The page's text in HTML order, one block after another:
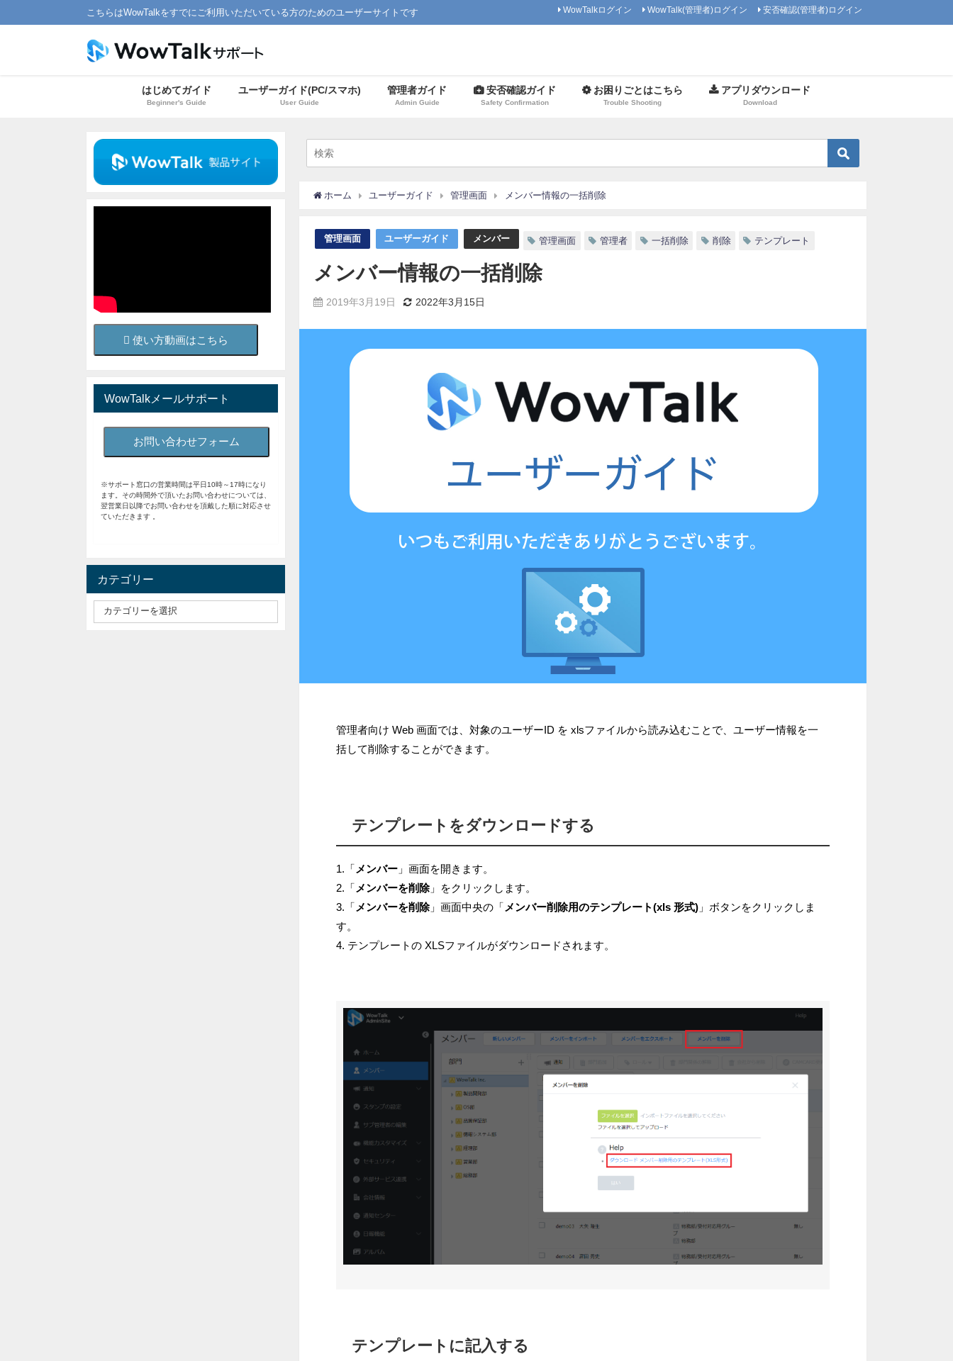
こちらはWowTalkをすでにご利用いただいている方のためのユーザーサイトです WowTalkログイン WowTalk(管理者)ログイン 安否確認(管理者)ログイン
はじめてガイド
Beginner's Guide
ユーザーガイド(PC/スマホ)
User Guide
管理者ガイド
Admin Guide
安否確認ガイド
Safety Confirmation
お困りごとはこちら
Trouble Shooting
アプリダウンロード
Download
ホーム ユーザーガイド 管理画面 メンバー情報の一括削除
管理画面 ユーザーガイド メンバー 管理画面 管理者 一括削除 削除 テンプレート
メンバー情報の一括削除
2019年3月19日 2022年3月15日
管理者向け Web 画面では、対象のユーザーID を xlsファイルから読み込むことで、ユーザー情報を一
括して削除することができます。
テンプレートをダウンロードする
1.「 メンバー 」画面を開きます。
2.「 メンバーを削除 」をクリックします。
3.「 メンバーを削除 」画面中央の「 メンバー削除用のテンプレート(xls 形式) 」ボタンをクリックしま
す。
4. テンプレートの XLSファイルがダウンロードされます。
テンプレートに記入する
使い方動画はこちら
WowTalkメールサポート
お問い合わせフォーム
※サポート窓口の営業時間は平日10時～17時になり
ます。その時間外で頂いたお問い合わせについては、
翌営業日以降でお問い合わせを頂戴した順に対応させ
ていただきます 。
カテゴリー